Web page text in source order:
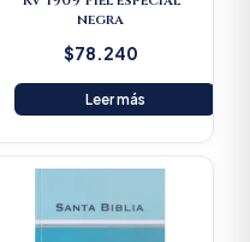
negra
$78.240
Leer más